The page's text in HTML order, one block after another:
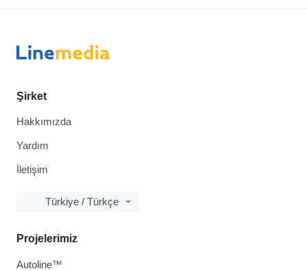
Şirket
Hakkımızda
Yardım
İletişim
Türkiye / Türkçe
Projelerimiz
Autoline™